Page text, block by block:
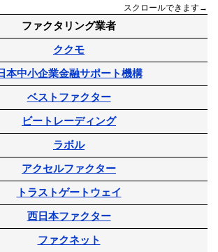
スクロールできます→
ファクタリング業者
ククモ
本中小企業金融サポート機構
ベストファクター
ビートレーディング
ラボル
アクセルファクター
トラストゲートウェイ
西日本ファクター
ファクネット